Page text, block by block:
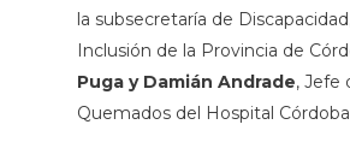
la subsecretaría de
Inclusión de la Provincia de
Puga y Damián Andrade, Jefe
Quemados del Hospital